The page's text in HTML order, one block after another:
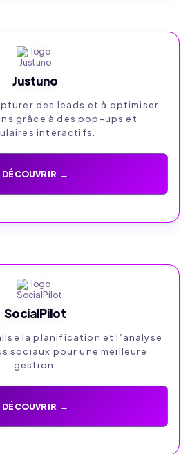
Justuno
des leads et à optimiser
grâce à des pop-ups et
interactifs.
DÉCOUVRIR →
SocialPilot
la planification et l’analyse
sociaux pour une meilleure
gestion.
DÉCOUVRIR →